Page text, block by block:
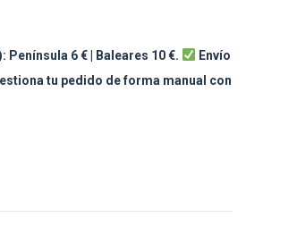
Península 6 € | Baleares 10 €.
Envío
tu pedido de forma manual con